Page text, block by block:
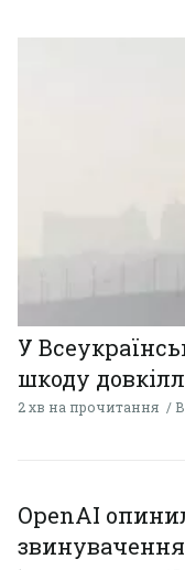
У
шкоду
2 хв на прочитання
OpenAI